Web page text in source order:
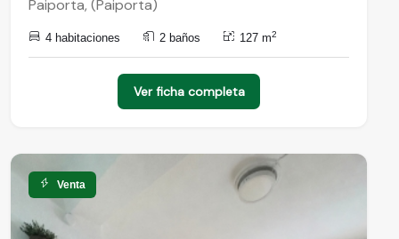
Paiporta, (Paiporta)
4 habitaciones 2 baños 127 m2
Ver ficha completa
Venta